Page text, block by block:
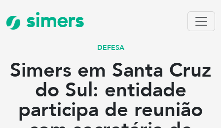
simers
DEFESA
Simers em Santa Cruz
do Sul: entidade
participa de reunião